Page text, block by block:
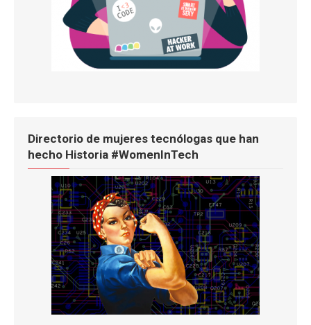
Directorio de mujeres tecnólogas que han
hecho Historia #WomenInTech